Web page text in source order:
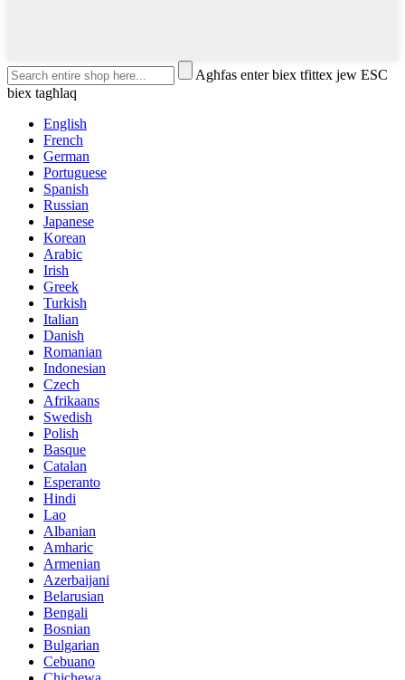
Agħfas enter biex tfittex jew ESC
biex tagħlaq
English
French
German
Portuguese
Spanish
Russian
Japanese
Korean
Arabic
Irish
Greek
Turkish
Italian
Danish
Romanian
Indonesian
Czech
Afrikaans
Swedish
Polish
Basque
Catalan
Esperanto
Hindi
Lao
Albanian
Amharic
Armenian
Azerbaijani
Belarusian
Bengali
Bosnian
Bulgarian
Cebuano